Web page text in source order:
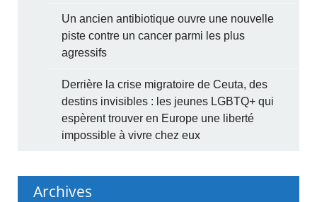
Un ancien antibiotique ouvre une nouvelle
piste contre un cancer parmi les plus
agressifs
Derrière la crise migratoire de Ceuta, des
destins invisibles : les jeunes LGBTQ+ qui
espèrent trouver en Europe une liberté
impossible à vivre chez eux
Archives